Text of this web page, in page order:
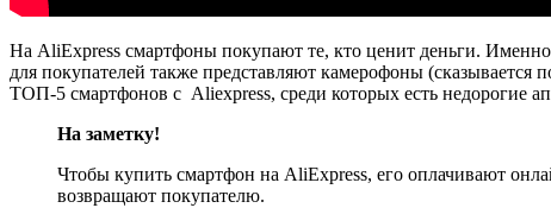
На AliExpress смартфоны покупают те, кто ценит деньги.
для покупателей также представляют камерофоны
ТОП-5 смартфонов с Aliexpress, среди которых есть недорогие
На заметку!
Чтобы купить смартфон на AliExpress, его оплачивают
возвращают покупателю.